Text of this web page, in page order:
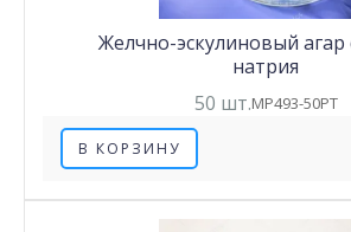
Желчно-эскулиновый агар
натрия
50 шт.MP493-50PT
В КОРЗИНУ